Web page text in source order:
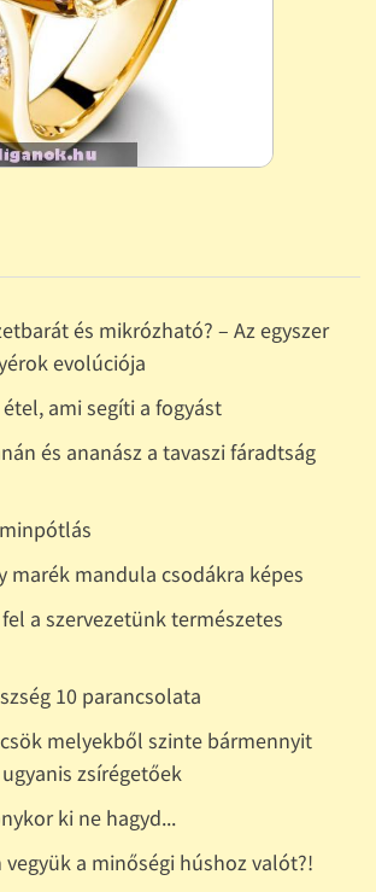
és mikrózható? – Az egyszer
evolúciója
ami segíti a fogyást
és ananász a tavaszi fáradtság
marék mandula csodákra képes
a szervezetünk természetes
10 parancsolata
melyekből szinte bármennyit
zsírégetőek
ki ne hagyd...
a minőségi húshoz valót?!